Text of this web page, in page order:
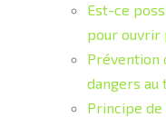
Est-ce
pour ouvrir
Prévention
dangers au
Principe